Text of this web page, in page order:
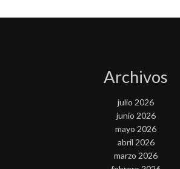
Archivos
julio 2026
junio 2026
mayo 2026
abril 2026
marzo 2026